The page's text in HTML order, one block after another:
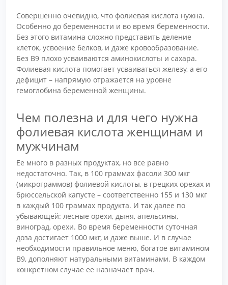
Совершенно очевидно, что фолиевая кислота нужна.
Особенно до беременности и во время беременности.
Без этого витамина сложно представить деление
клеток, усвоение белков, и даже кровообразование.
Без В9 плохо усваиваются аминокислоты и сахара.
Фолиевая кислота помогает усваиваться железу, а его
дефицит – напрямую отражается на уровне
гемоглобина беременной женщины.
Чем полезна и для чего нужна
фолиевая кислота женщинам и
мужчинам
Ее много в разных продуктах, но все равно
недостаточно. Так, в 100 граммах фасоли 300 мкг
(микрограммов) фолиевой кислоты, в грецких орехах и
брюссельской капусте – соответственно 155 и 130 мкг
в каждый 100 граммах продукта. И так далее по
убывающей: лесные орехи, дыня, апельсины,
виноград, орехи. Во время беременности суточная
доза достигает 1000 мкг, и даже выше. И в случае
необходимости правильное меню, богатое витамином
В9, дополняют натуральными витаминами. В каждом
конкретном случае ее назначает врач.